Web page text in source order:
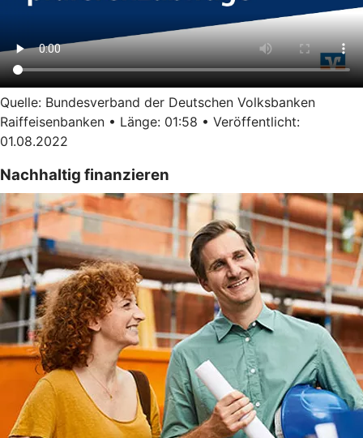
Quelle: Bundesverband der Deutschen Volksbanken
Raiffeisenbanken • Länge: 01:58 • Veröffentlicht:
01.08.2022
Nachhaltig finanzieren